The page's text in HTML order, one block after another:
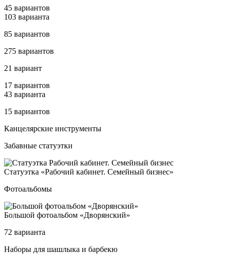
45 вариантов
103 варианта
85 вариантов
275 вариантов
21 вариант
17 вариантов
43 варианта
15 вариантов
Кан­це­ляр­ские инс­тру­мен­ты
Забавные статуэтки
Ста­ту­эт­ка «Рабо­чий ка­би­нет. Семей­ный биз­нес»
Фотоальбомы
Боль­шой фо­то­аль­бом «Дво­рян­ский»
72 варианта
Набо­ры для шаш­лы­ка и бар­бе­кю